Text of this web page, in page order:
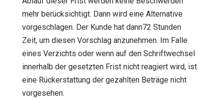
mehr berücksichtigt. Dann wird eine Alternative
vorgeschlagen. Der Kunde hat dann72 Stunden
Zeit, um diesen Vorschlag anzunehmen. Im Falle
eines Verzichts oder wenn auf den Schriftwechsel
innerhalb der gesetzten Frist nicht reagiert wird, ist
eine Rückerstattung der gezahlten Beträge nicht
vorgesehen.